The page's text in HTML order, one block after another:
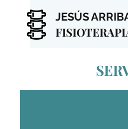
JESÚS